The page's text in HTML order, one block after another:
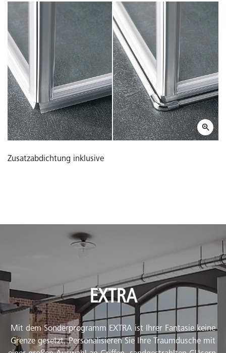
Zusatzabdichtung inklusive
EXTRA
Mit dem Sonderprogramm EXTRA ist Ihrer Fantasie keine
Grenze gesetzt. Personalisieren Sie Ihre Traumdusche mit